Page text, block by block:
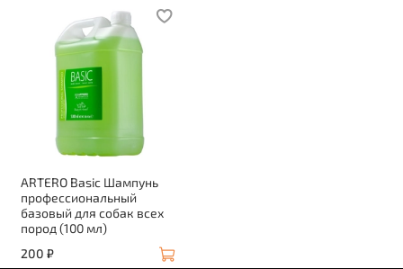
ARTERO Basic Шампунь
профессиональный
базовый для собак всех
пород (100 мл)
200 ₽